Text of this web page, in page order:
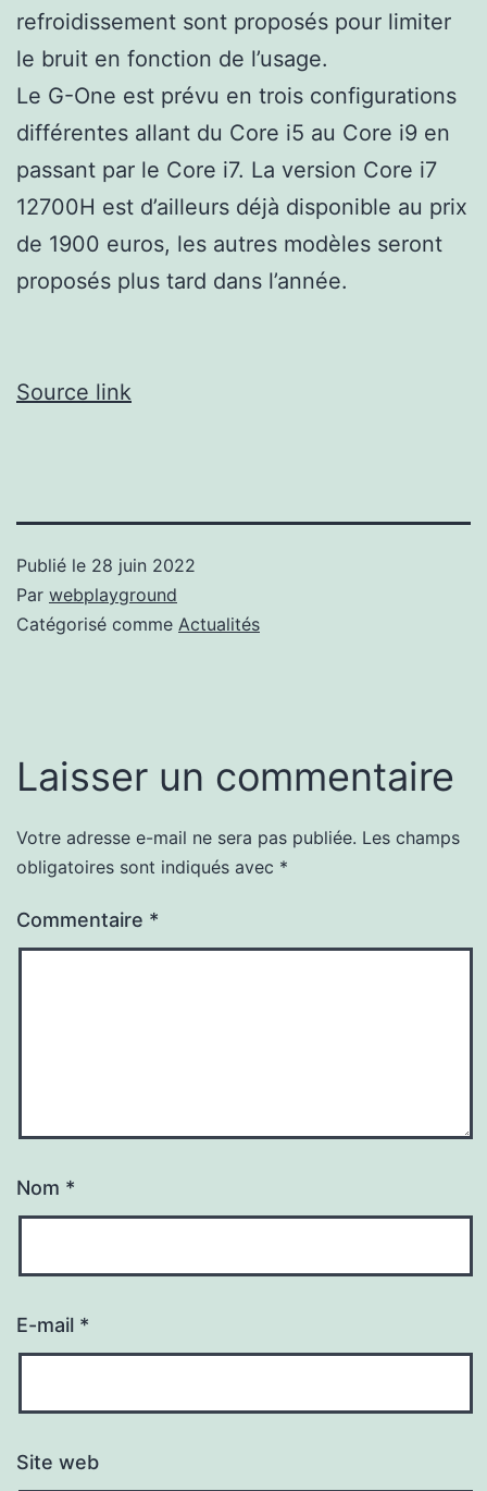
refroidissement sont proposés pour limiter
le bruit en fonction de l’usage.
Le G-One est prévu en trois configurations
différentes allant du Core i5 au Core i9 en
passant par le Core i7. La version Core i7
12700H est d’ailleurs déjà disponible au prix
de 1900 euros, les autres modèles seront
proposés plus tard dans l’année.
Source link
Publié le 28 juin 2022
Par webplayground
Catégorisé comme Actualités
Laisser un commentaire
Votre adresse e-mail ne sera pas publiée. Les champs
obligatoires sont indiqués avec *
Commentaire *
Nom *
E-mail *
Site web